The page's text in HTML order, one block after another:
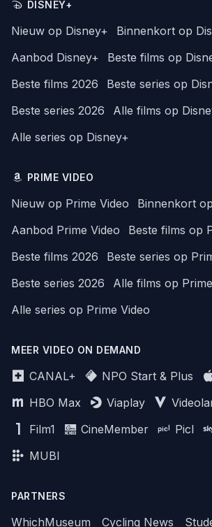
DISNEY+
Nieuw op Disney+
Binnenkort op
Aanbod Disney+
Beste films op
Beste films 2026
Beste series op
Beste series 2026
Alle films op
Alle series op Disney+
PRIME VIDEO
Nieuw op Prime Video
Binnenkort
Aanbod Prime Video
Beste films op
Beste films 2026
Beste series op
Beste series 2026
Alle films op
Alle series op Prime Video
MEER VIDEO ON DEMAND
CANAL+ NPO Start & Plus
HBO Max
Viaplay
Film1
CineMember Picl
MUBI
PARTNERS
WhichMuseum Cycling News